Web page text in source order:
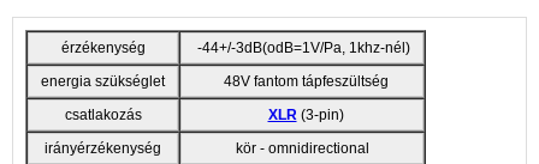
érzékenység
-44+/-3dB(odB=1V/Pa, 1khz-nél)
energia szükséglet
48V fantom tápfeszültség
csatlakozás
XLR(3-pin)
irányérzékenység
kör - omnidirectional